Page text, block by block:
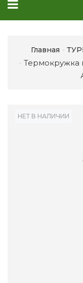
Главная
Термокружка
НЕТ В НАЛИЧИИ